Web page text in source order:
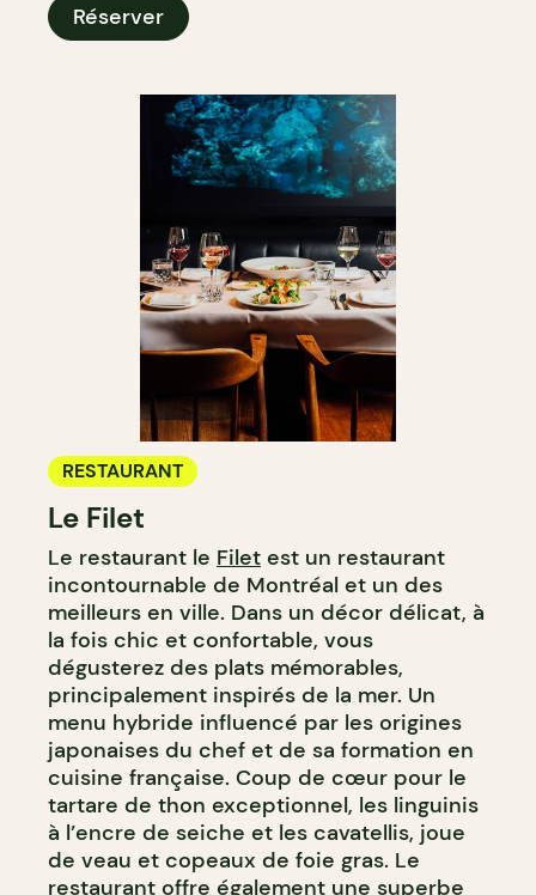
Réserver
RESTAURANT
Le Filet
Le restaurant le Filet est un restaurant
incontournable de Montréal et un des
meilleurs en ville. Dans un décor délicat, à
la fois chic et confortable, vous
dégusterez des plats mémorables,
principalement inspirés de la mer. Un
menu hybride influencé par les origines
japonaises du chef et de sa formation en
cuisine française. Coup de cœur pour le
tartare de thon exceptionnel, les linguinis
à l’encre de seiche et les cavatellis, joue
de veau et copeaux de foie gras. Le
restaurant offre également une superbe